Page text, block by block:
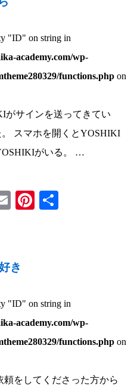
"ID" on string in
academy.com/wp-
functions.php on
サインを送ってきてい
スマホを開くとYOSHIKI
がいる。 …
EmailPinterest
き
"ID" on string in
academy.com/wp-
functions.php on
頼をしてくださった方から